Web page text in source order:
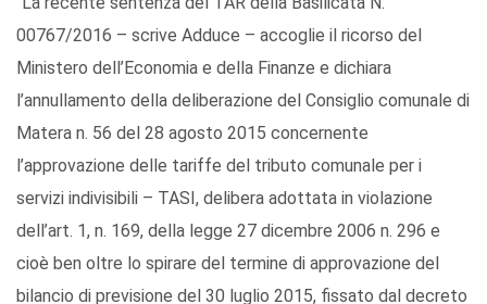
00767/2016 – scrive Adduce – accoglie il ricorso del
Ministero dell’Economia e della Finanze e dichiara
l’annullamento della deliberazione del Consiglio comunale di
Matera n. 56 del 28 agosto 2015 concernente
l’approvazione delle tariffe del tributo comunale per i
servizi indivisibili – TASI, delibera adottata in violazione
dell’art. 1, n. 169, della legge 27 dicembre 2006 n. 296 e
cioè ben oltre lo spirare del termine di approvazione del
bilancio di previsione del 30 luglio 2015, fissato dal decreto